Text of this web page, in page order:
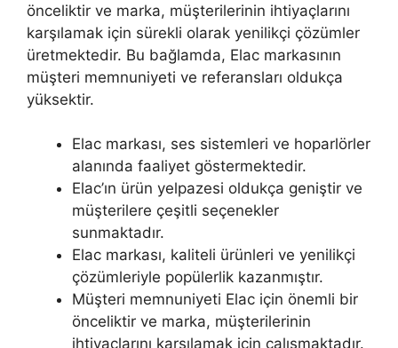
önceliktir ve marka, müşterilerinin ihtiyaçlarını
karşılamak için sürekli olarak yenilikçi çözümler
üretmektedir. Bu bağlamda, Elac markasının
müşteri memnuniyeti ve referansları oldukça
yüksektir.
Elac markası, ses sistemleri ve hoparlörler
alanında faaliyet göstermektedir.
Elac’ın ürün yelpazesi oldukça geniştir ve
müşterilere çeşitli seçenekler
sunmaktadır.
Elac markası, kaliteli ürünleri ve yenilikçi
çözümleriyle popülerlik kazanmıştır.
Müşteri memnuniyeti Elac için önemli bir
önceliktir ve marka, müşterilerinin
ihtiyaçlarını karşılamak için çalışmaktadır.